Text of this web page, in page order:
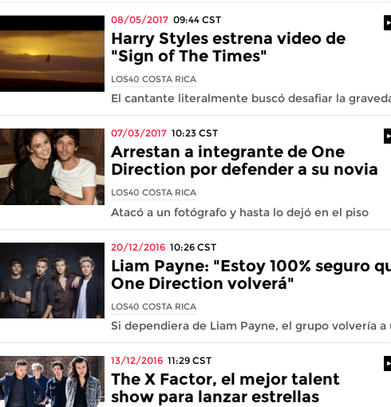
08/05/2017 09:44 CST
Harry Styles estrena video de
"Sign of The Times"
LOS40 COSTA RICA
El cantante literalmente buscó desafiar la
07/03/2017 10:23 CST
Arrestan a integrante de One
Direction por defender a su novia
LOS40 COSTA RICA
Atacó a un fotógrafo y hasta lo dejó en el piso
20/12/2016 10:26 CST
Liam Payne: "Estoy 100% seguro
One Direction volverá"
LOS40 COSTA RICA
Si dependiera de Liam Payne, el grupo volvería a
13/12/2016 11:29 CST
The X Factor, el mejor talent
show para lanzar estrellas